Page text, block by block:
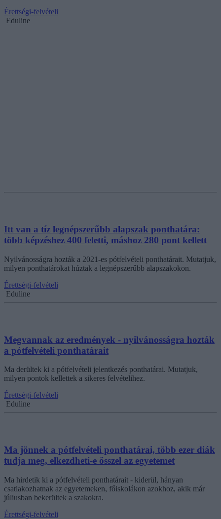
Érettségi-felvételi
Eduline
Itt van a tíz legnépszerűbb alapszak ponthatára:
több képzéshez 400 feletti, máshoz 280 pont kellett
Nyilvánosságra hozták a 2021-es pótfelvételi ponthatárait. Mutatjuk,
milyen ponthatárokat húztak a legnépszerűbb alapszakokon.
Érettségi-felvételi
Eduline
Megvannak az eredmények - nyilvánosságra hozták
a pótfelvételi ponthatárait
Ma derültek ki a pótfelvételi jelentkezés ponthatárai. Mutatjuk,
milyen pontok kellettek a sikeres felvételihez.
Érettségi-felvételi
Eduline
Ma jönnek a pótfelvételi ponthatárai, több ezer diák
tudja meg, elkezdheti-e ősszel az egyetemet
Ma hirdetik ki a pótfelvételi ponthatárait - kiderül, hányan
csatlakozhatnak az egyetemeken, főiskolákon azokhoz, akik már
júliusban bekerültek a szakokra.
Érettségi-felvételi